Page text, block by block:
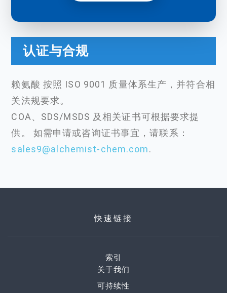
认证与合规
赖氨酸 按照 ISO 9001 质量体系生产，并符合相
关法规要求。
COA、SDS/MSDS 及相关证书可根据要求提
供。 如需申请或咨询证书事宜，请联系：
sales9@alchemist-chem.com.
快速链接
索引
关于我们
可持续性